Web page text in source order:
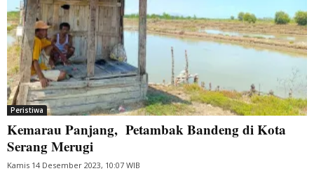
Peristiwa
Kemarau Panjang, Petambak Bandeng di Kota
Serang Merugi
Kamis 14 Desember 2023, 10:07 WIB